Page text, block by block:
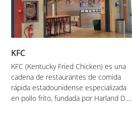
KFC
KFC (Kentucky Fried Chicken) es una
cadena de restaurantes de comida
rápida estadounidense especializada
en pollo frito, fundada por Harland D....